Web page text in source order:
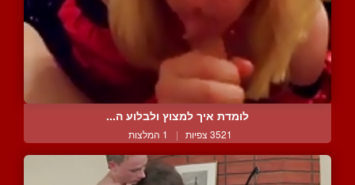
לומדת איך למצוץ ולבלוע ה...
3521 צפיות | 1 המלצות